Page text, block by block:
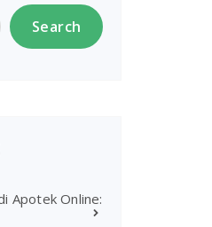
Search
Apotek Online: